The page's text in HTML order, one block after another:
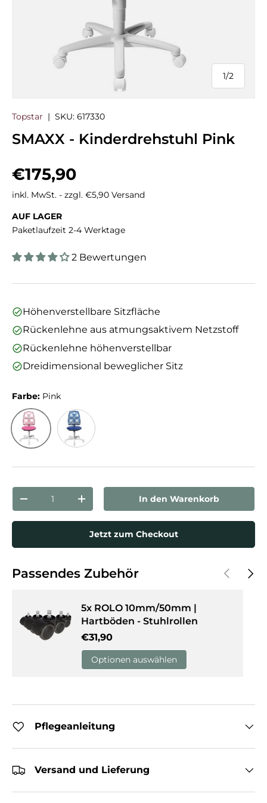
1/
von
2
Topstar | SKU: 617330
SMAXX - Kinderdrehstuhl Pink
Normaler Preis
€175,90
inkl. MwSt. - zzgl. €5,90 Versand
AUF LAGER
Paketlaufzeit 2-4 Werktage
2 Bewertungen
Höhenverstellbare Sitzfläche
Rückenlehne aus atmungsaktivem Netzstoff
Rückenlehne höhenverstellbar
Dreidimensional beweglicher Sitz
Farbe: Pink
Pink
Anzahl
Menge verringernMenge erhöhenIn den Warenkorb
Jetzt zum Checkout
Passendes Zubehör Vorherige
5x ROLO 10mm/50mm |
Hartböden - Stuhlrollen
Normaler Preis
€31,90
Optionen auswählen
Pflegeanleitung
Versand und Lieferung